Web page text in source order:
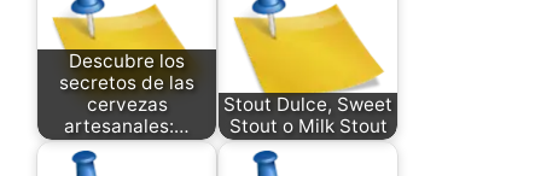
Descubre los
secretos de las
cervezas
artesanales:…
Stout Dulce, Sweet
Stout o Milk Stout